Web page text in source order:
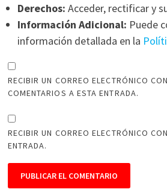
Derechos: Acceder, rectificar y
Información Adicional: Puede
información detallada en la
RECIBIR UN CORREO ELECTRÓNICO
COMENTARIOS A ESTA ENTRADA.
RECIBIR UN CORREO ELECTRÓNICO
ENTRADA.